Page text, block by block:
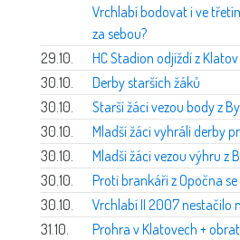
Vrchlabí bodovat i ve
za sebou?
29.10.
HC Stadion odjíždí z
30.10.
Derby starších žáků
30.10.
Starší žáci vezou body z
30.10.
Mladší žáci vyhráli derby
30.10.
Mladší žáci vezou výhru z
30.10.
Proti brankáři z Opočna
30.10.
Vrchlabí II 2007 nestačilo
31.10.
Prohra v Klatovech +